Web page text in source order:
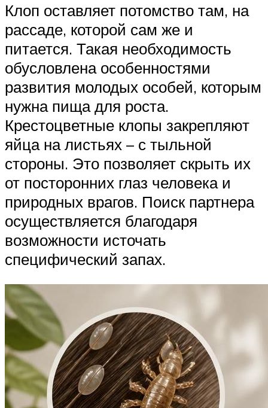
Клоп оставляет потомство там, на
рассаде, которой сам же и
питается. Такая необходимость
обусловлена особенностями
развития молодых особей, которым
нужна пища для роста.
Крестоцветные клопы закрепляют
яйца на листьях – с тыльной
стороны. Это позволяет скрыть их
от посторонних глаз человека и
природных врагов. Поиск партнера
осуществляется благодаря
возможности источать
специфический запах.